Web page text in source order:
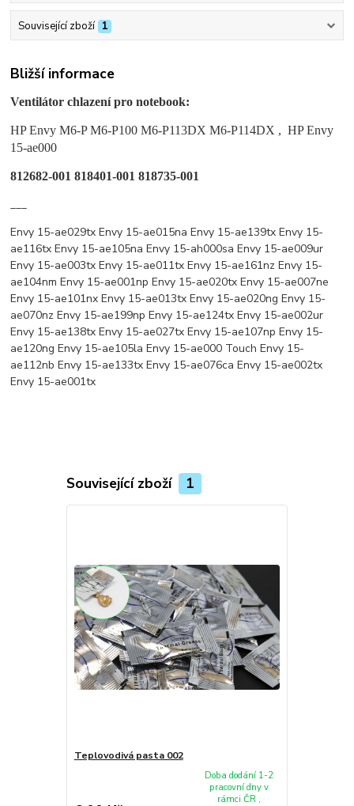
Související zboží 1
Bližší informace
Ventilátor chlazení pro notebook:
HP Envy M6-P M6-P100 M6-P113DX M6-P114DX , HP Envy
15-ae000
812682-001 818401-001 818735-001
___
Envy 15-ae029tx Envy 15-ae015na Envy 15-ae139tx Envy 15-
ae116tx Envy 15-ae105na Envy 15-ah000sa Envy 15-ae009ur
Envy 15-ae003tx Envy 15-ae011tx Envy 15-ae161nz Envy 15-
ae104nm Envy 15-ae001np Envy 15-ae020tx Envy 15-ae007ne
Envy 15-ae101nx Envy 15-ae013tx Envy 15-ae020ng Envy 15-
ae070nz Envy 15-ae199np Envy 15-ae124tx Envy 15-ae002ur
Envy 15-ae138tx Envy 15-ae027tx Envy 15-ae107np Envy 15-
ae120ng Envy 15-ae105la Envy 15-ae000 Touch Envy 15-
ae112nb Envy 15-ae133tx Envy 15-ae076ca Envy 15-ae002tx
Envy 15-ae001tx
Související zboží 1
Teplovodivá pasta 002
Doba dodání 1-2
pracovní dny v
rámci ČR ,